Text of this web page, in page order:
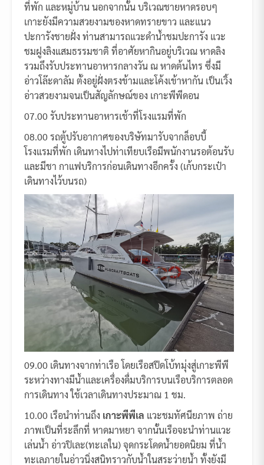
ที่พัก และหมู่บ้าน นอกจากนั้น บริเวณชายหาดรอบๆ
เกาะยังมีความสวยงามของหาดทรายขาว และแนว
ปะการังชายฝั่ง ท่านสามารถแวะดำน้ำชมปะการัง แวะ
ชมฝูงลิงแสมธรรมชาติ ที่อาศัยหากินอยู่บริเวณ หาดลิง
รวมถึงรับประทานอาหารกลางวัน ณ หาดต้นไทร ซึ่งมี
อ่าวโล๊ะดาลัม ตั้งอยู่ฝั่งตรงข้ามและโค้งเข้าหากัน เป็นเวิ้ง
อ่าวสวยงามจนเป็นสัญลักษณ์ของ เกาะพีพีดอน
07.00 รับประทานอาหารเช้าที่โรงแรมที่พัก
08.00 รถตู้ปรับอากาศของบริษัทมารับจากล็อบบี้
โรงแรมที่พัก เดินทางไปท่าเทียบเรือมีพนักงานรอต้อนรับ
และมีชา กาแฟบริการก่อนเดินทางอีกครั้ง (เก้บกระเป๋า
เดินทางไว้บนรถ)
09.00 เดินทางจากท่าเรือ โดยเรือสปีดโบ้ทมุ่งสู่เกาะพีพี
ระหว่างทางมีน้ำและเครื่องดื่มบริการบนเรือบริการตลอด
การเดินทาง ใช้เวลาเดินทางประมาณ 1 ชม.
10.00 เรือนำท่านถึง เกาะพีพีเล แวะชมทัศนียภาพ ถ่าย
ภาพเป็นที่ระลึกที่ หาดมาหยา จากนั้นเรือจะนำท่านแวะ
เล่นน้ำ อ่าวปิเละ(ทะเลใน) จุดกระโดดน้ำยอดนิยม ที่น้ำ
ทะเลภายในอ่าวนิ่งสนิทราวกับน้ำในสระว่ายน้ำ ทั้งยังมี